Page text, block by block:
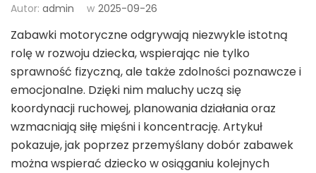
Autor: admin w 2025-09-26
Zabawki motoryczne odgrywają niezwykle istotną
rolę w rozwoju dziecka, wspierając nie tylko
sprawność fizyczną, ale także zdolności poznawcze i
emocjonalne. Dzięki nim maluchy uczą się
koordynacji ruchowej, planowania działania oraz
wzmacniają siłę mięśni i koncentrację. Artykuł
pokazuje, jak poprzez przemyślany dobór zabawek
można wspierać dziecko w osiąganiu kolejnych